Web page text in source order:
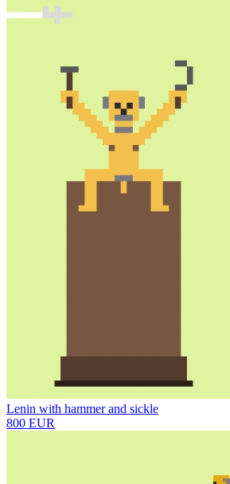
Lenin with hammer and sickle
800 EUR